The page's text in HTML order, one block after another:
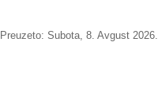
Preuzeto: Subota, 8. Avgust 2026.